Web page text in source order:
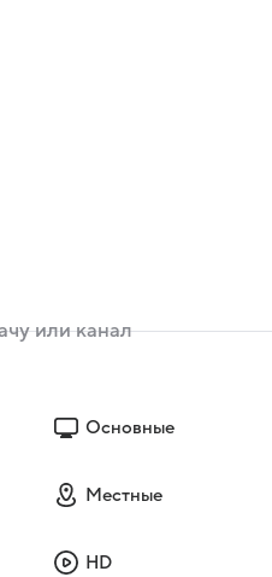
Основные
Местные
HD